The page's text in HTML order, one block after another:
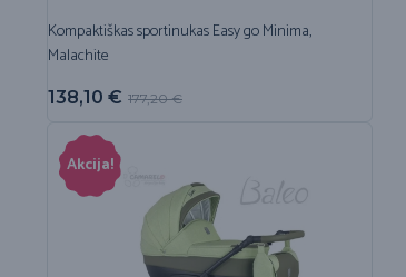
Kompaktiškas sportinukas Easy go Minima,
Malachite
177,20€
138,10 €
Akcija!